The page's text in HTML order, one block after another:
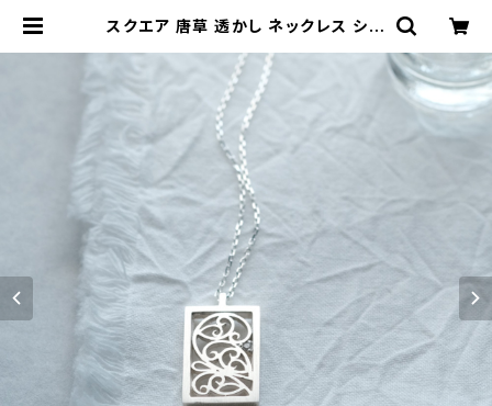
スクエア 唐草 透かし ネックレス シル
ス ユニセックス | クラウドジュエリー
(Cloud-jewelry) レディース メン
ズ アクセサリー ネックレス ピアス 指
輪 ギフト